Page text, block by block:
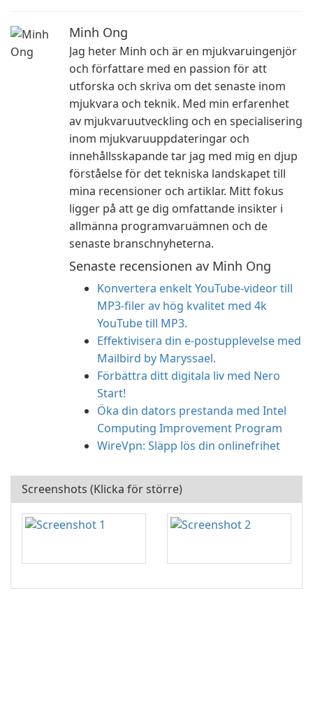
Minh Ong
Jag heter Minh och är en mjukvaruingenjör
och författare med en passion för att
utforska och skriva om det senaste inom
mjukvara och teknik. Med min erfarenhet
av mjukvaruutveckling och en specialisering
inom mjukvaruuppdateringar och
innehållsskapande tar jag med mig en djup
förståelse för det tekniska landskapet till
mina recensioner och artiklar. Mitt fokus
ligger på att ge dig omfattande insikter i
allmänna programvaruämnen och de
senaste branschnyheterna.
Senaste recensionen av Minh Ong
Konvertera enkelt YouTube-videor till
MP3-filer av hög kvalitet med 4k
YouTube till MP3.
Effektivisera din e-postupplevelse med
Mailbird by Maryssael.
Förbättra ditt digitala liv med Nero
Start!
Öka din dators prestanda med Intel
Computing Improvement Program
WireVpn: Släpp lös din onlinefrihet
Screenshots (Klicka för större)